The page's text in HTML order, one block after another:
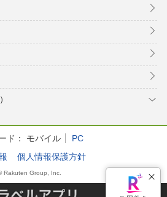
ド： モバイル
PC
個人情報保護方針
Rakuten Group, Inc.